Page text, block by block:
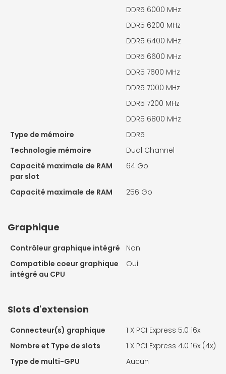
DDR5 6000 MHz
DDR5 6200 MHz
DDR5 6400 MHz
DDR5 6600 MHz
DDR5 7600 MHz
DDR5 7000 MHz
DDR5 7200 MHz
DDR5 6800 MHz
Type de mémoire
DDR5
Technologie mémoire
Dual Channel
Capacité maximale de RAM
par slot
64 Go
Capacité maximale de RAM 256 Go
Graphique
Contrôleur graphique intégré
Non
Compatible coeur graphique
intégré au CPU
Oui
Slots d'extension
Connecteur(s) graphique 1 X PCI Express 5.0 16x
Nombre et Type de slots
1 X PCI Express 4.0 16x (4x)
Type de multi-GPU
Aucun